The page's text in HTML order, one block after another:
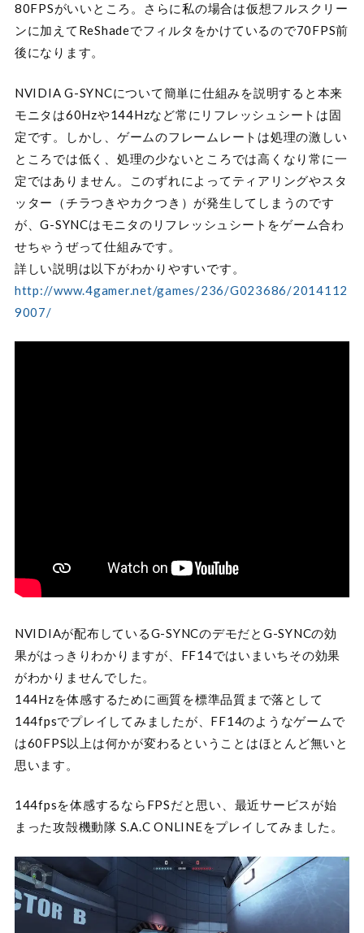
80FPSがいいところ。さらに私の場合は仮想フルスクリー
ンに加えてReShadeでフィルタをかけているので70FPS前
後になります。
NVIDIA G-SYNCについて簡単に仕組みを説明すると本来
モニタは60Hzや144Hzなど常にリフレッシュシートは固
定です。しかし、ゲームのフレームレートは処理の激しい
ところでは低く、処理の少ないところでは高くなり常に一
定ではありません。このずれによってティアリングやスタ
ッター（チラつきやカクつき）が発生してしまうのです
が、G-SYNCはモニタのリフレッシュシートをゲーム合わ
せちゃうぜって仕組みです。
詳しい説明は以下がわかりやすいです。
http://www.4gamer.net/games/236/G023686/2014112
9007/
NVIDIAが配布しているG-SYNCのデモだとG-SYNCの効
果がはっきりわかりますが、FF14ではいまいちその効果
がわかりませんでした。
144Hzを体感するために画質を標準品質まで落として
144fpsでプレイしてみましたが、FF14のようなゲームで
は60FPS以上は何かが変わるということはほとんど無いと
思います。
144fpsを体感するならFPSだと思い、最近サービスが始
まった攻殻機動隊 S.A.C ONLINEをプレイしてみました。